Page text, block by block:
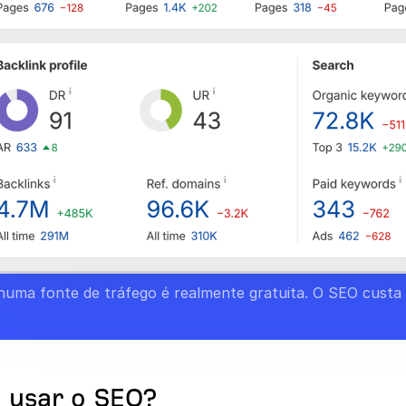
fonte de tráfego é realmente gratuita. O SEO
usar o SEO?